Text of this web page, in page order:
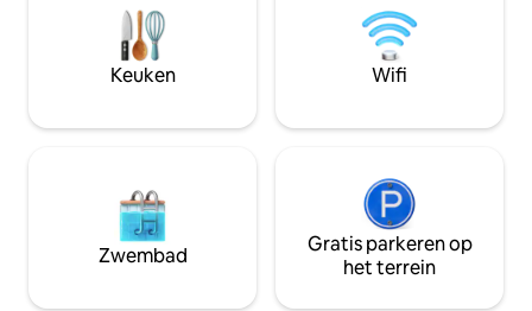
(zwembad, bubbelbad, vuurplaats,
fitnessruimte, speelkamer en nog veel
restaurants, koffie, brouwerijen, WF
openbare landtoegang!
betreden. 18 minuten rijden naar
Whitefish Ski
Stadsstrand,
golfen binnen 5-
Keuken Wifi
Zwembad
Gratis parkeren op
het terrein